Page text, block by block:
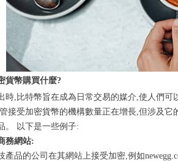
貨幣購買什麼?
時,比特幣旨在成為日常交易的媒介,使人們
接受加密貨幣的機構數量正在增長,但涉及
。 以下是一些例子:
務網站:
產品的公司在其網站上接受加密,例如